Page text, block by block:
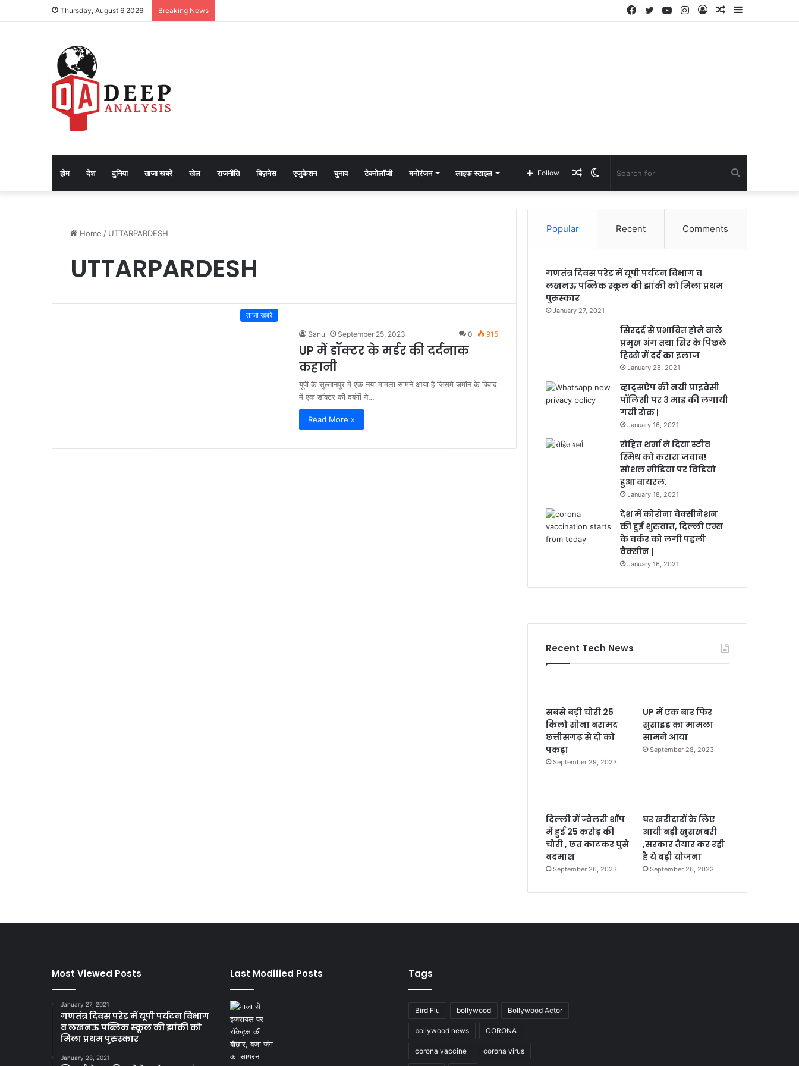
Thursday, August 6 2026 Breaking News
Random
Log
Instagram
YouTube
Twitter
Facebook
होम देश दुनिया ताजा खबरें खेल राजनीति बिज़नेस एजुकेशन चुनाव टेक्नोलॉजी मनोरंजन लाइफ स्टाइल
for
Switch
skin
Random
Article
Follow
Home / UTTARPARDESH
UTTARPARDESH
ताजा खबरें
Sanu September 25, 2023 0 915
UP में डॉक्टर के मर्डर की दर्दनाक
कहानी
यूपी के सुल्तानपुर में एक नया मामला सामने आया है जिसमे जमीन के विवाद
में एक डॉक्टर की दबंगों ने…
Read More »
Popular Recent Comments
गणतंत्र दिवस परेड में यूपी पर्यटन विभाग व
लखनऊ पब्लिक स्कूल की झांकी को मिला प्रथम
पुरुस्कार
January 27, 2021
सिरदर्द से प्रभावित होने वाले
प्रमुख अंग तथा सिर के पिछले
हिस्से में दर्द का इलाज
January 28, 2021
व्हाट्सऐप की नयी प्राइवेसी
पॉलिसी पर 3 माह की लगायी
गयी रोक |
January 16, 2021
रोहित शर्मा ने दिया स्टीव
स्मिथ को करारा जवाब!
सोशल मीडिया पर विडियो
हुआ वायरल.
January 18, 2021
देश में कोरोना वैक्सीनेशन
की हुई शुरुवात, दिल्ली एम्स
के वर्कर को लगी पहली
वैक्सीन |
January 16, 2021
Recent Tech News
सबसे बड़ी चोरी 25
किलो सोना बरामद
छत्तीसगढ़ से दो को
पकड़ा
September 29, 2023
UP में एक बार फिर
सुसाइड का मामला
सामने आया
September 28, 2023
दिल्ली में ज्वेलरी शॉप
में हुई 25 करोड़ की
चोरी , छत काटकर घुसे
बदमाश
September 26, 2023
घर खरीदारों के लिए
आयी बड़ी खुसखबरी
,सरकार तैयार कर रही
है ये बड़ी योजना
September 26, 2023
Most Viewed Posts
January 27, 2021
गणतंत्र दिवस परेड में यूपी पर्यटन विभाग
व लखनऊ पब्लिक स्कूल की झांकी को
मिला प्रथम पुरुस्कार
January 28, 2021
Last Modified Posts Tags
Bird Flu bollywood Bollywood Actor
bollywood news CORONA
corona vaccine corona virus